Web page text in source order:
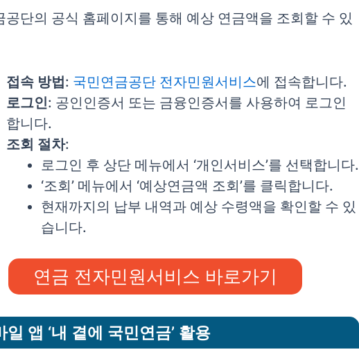
공단의 공식 홈페이지를 통해 예상 연금액을 조회할 수 있
접속 방법: 국민연금공단 전자민원서비스에 접속합니다.
로그인: 공인인증서 또는 금융인증서를 사용하여 로그인
합니다.
조회 절차:
로그인 후 상단 메뉴에서 ‘개인서비스’를 선택합니다.
‘조회’ 메뉴에서 ‘예상연금액 조회’를 클릭합니다.
현재까지의 납부 내역과 예상 수령액을 확인할 수 있
습니다.
연금 전자민원서비스 바로가기
일 앱 ‘내 곁에 국민연금’ 활용